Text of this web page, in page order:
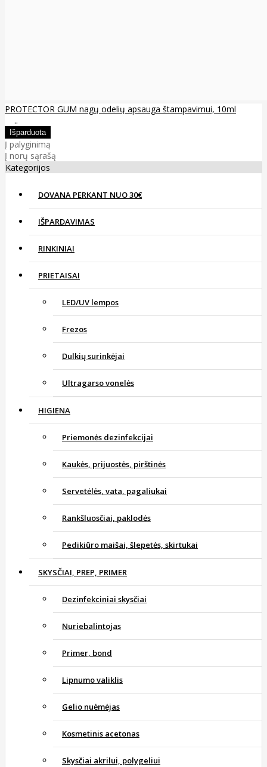
PROTECTOR GUM nagų odelių apsauga štampavimui, 10ml
..
Į palyginimą
Į norų sąrašą
Kategorijos
DOVANA PERKANT NUO 30€
IŠPARDAVIMAS
RINKINIAI
PRIETAISAI
LED/UV lempos
Frezos
Dulkių surinkėjai
Ultragarso vonelės
HIGIENA
Priemonės dezinfekcijai
Kaukės, prijuostės, pirštinės
Servetėlės, vata, pagaliukai
Rankšluosčiai, paklodės
Pedikiūro maišai, šlepetės, skirtukai
SKYSČIAI, PREP, PRIMER
Dezinfekciniai skysčiai
Nuriebalintojas
Primer, bond
Lipnumo valiklis
Gelio nuėmėjas
Kosmetinis acetonas
Skysčiai akrilui, polygeliui